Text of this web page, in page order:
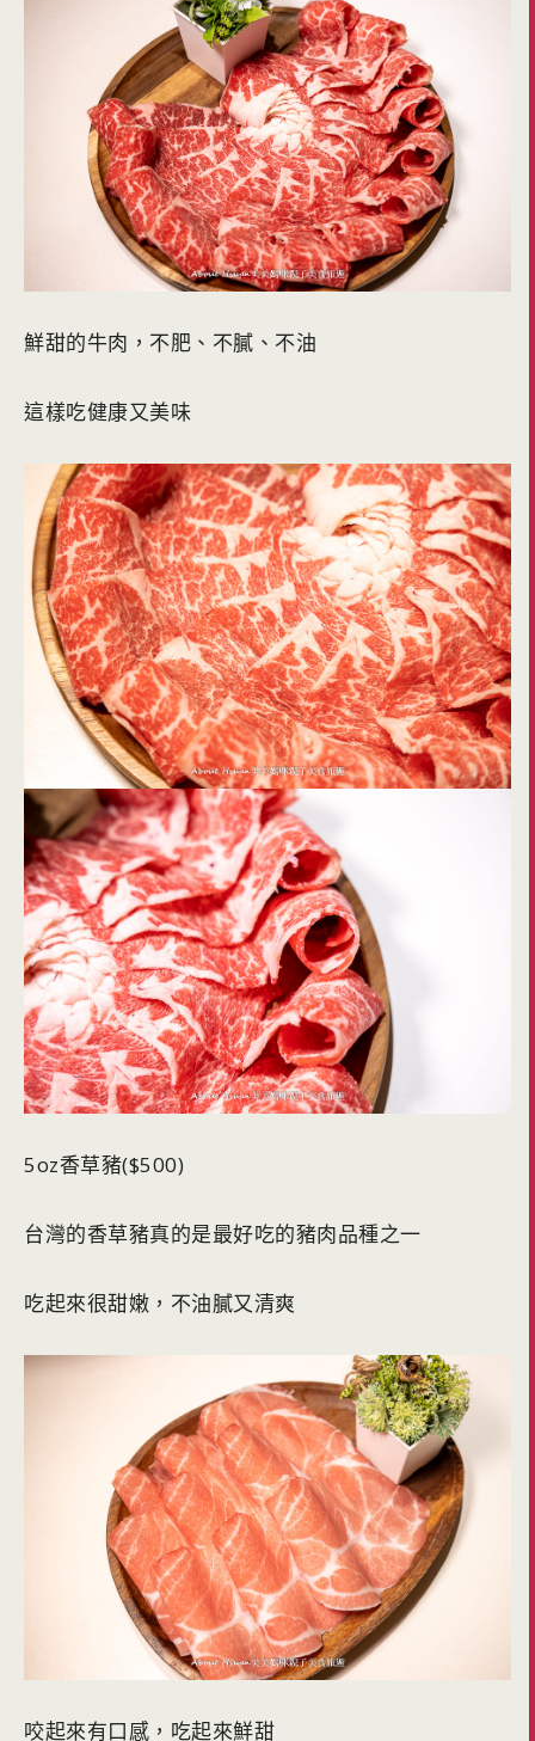
鮮甜的牛肉，不肥、不膩、不油
這樣吃健康又美味
5oz香草豬($500)
台灣的香草豬真的是最好吃的豬肉品種之一
吃起來很甜嫩，不油膩又清爽
咬起來有口感，吃起來鮮甜